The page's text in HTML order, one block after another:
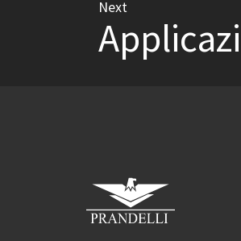
Next